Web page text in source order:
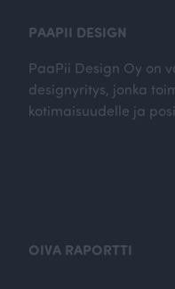
PAAPII DESIGN
PaaPii Design Oy on
designyritys, jonka
kotimaisuudelle ja
OIVA RAPORTTI